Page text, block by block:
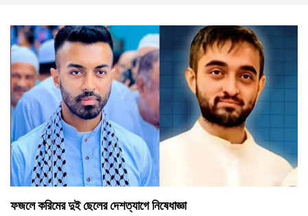
ফজলে করিমের দুই ছেলের দেশত্যাগে নিষেধাজ্ঞা